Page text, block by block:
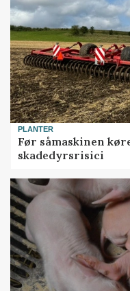
PLANTER
Før såmaskinen
skadedyrsrisici